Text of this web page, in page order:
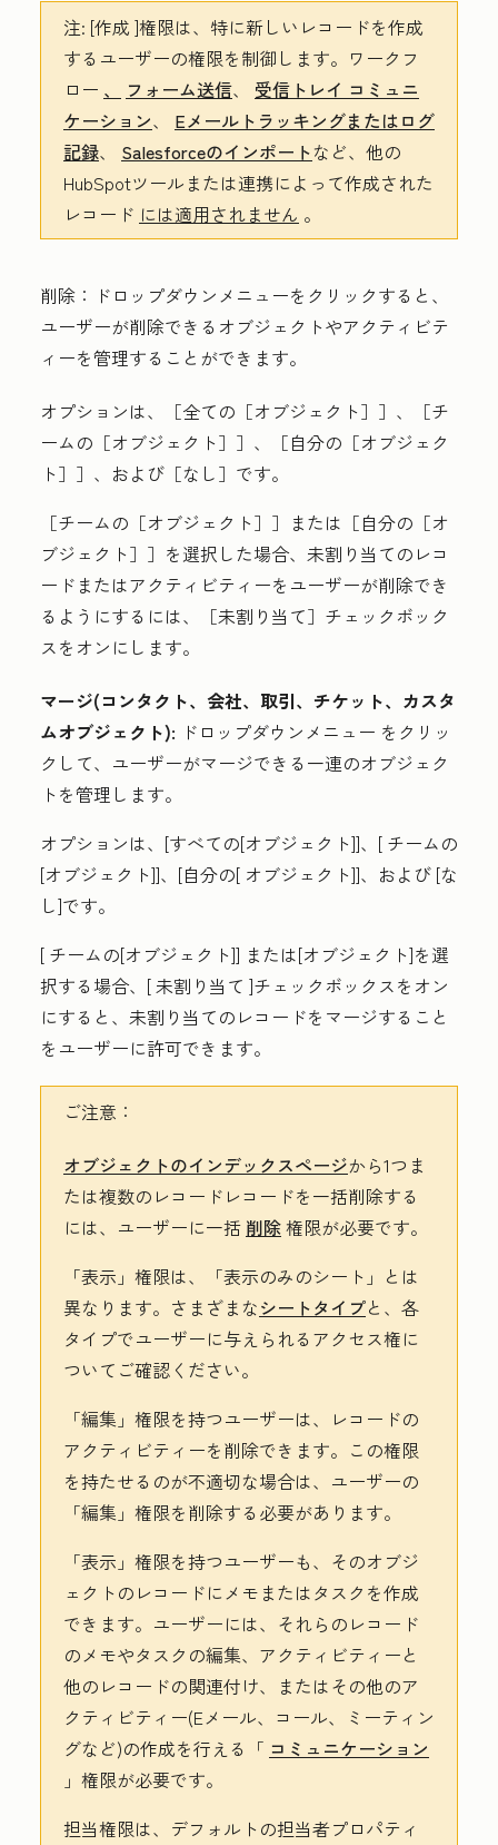
注: [作成 ]権限は、特に新しいレコードを作成
するユーザーの権限を制御します。ワークフ
ロー 、 フォーム送信、 受信トレイ コミュニ
ケーション、 Eメールトラッキングまたはログ
記録、 Salesforceのインポートなど、他の
HubSpotツールまたは連携によって作成された
レコード には適用されません 。
削除 ： ドロップダウンメニューをクリックすると、
ユーザーが削除できるオブジェクトやアクティビテ
ィーを管理することができます。
オプションは、［全ての［オブジェクト］］ 、［チ
ームの［オブジェクト］］ 、［自分の［オブジェク
ト］］ 、および［なし］ です。
［チームの［オブジェクト］］ または［自分の［オ
ブジェクト］］ を選択した場合、未割り当てのレコ
ードまたはアクティビティーをユーザーが削除でき
るようにするには、［未割り当て］ チェックボック
スをオンにします。
マージ(コンタクト、会社、取引、チケット、カスタ
ムオブジェクト): ドロップダウンメニュー をクリッ
クして、ユーザーがマージできる一連のオブジェク
トを管理します。
オプションは、[すべての[オブジェクト]]、[ チームの
[オブジェクト]]、[自分の[ オブジェクト]]、および [な
し]です。
[ チームの[オブジェクト]] または[オブジェクト]を選
択する場合、[未割り当て ]チェックボックスをオン
にすると、未割り当てのレコードをマージすること
をユーザーに許可できます。
ご注意：
オブジェクトのインデックスページから1つま
たは複数のレコードレコードを一括削除する
には、ユーザーに一括 削除権限が必要です。
「表示」権限は、
「表示のみのシート」とは
異なります。さまざまなシートタイプと、各
タイプでユーザーに与えられるアクセス権に
ついてご確認ください。
「編集」権限を持つユーザーは、レコードの
アクティビティーを削除できます。この権限
を持たせるのが不適切な場合は、 ユーザーの
「編集」権限を削除する必要があります。
「表示」権限を持つユーザーも、そのオブジ
ェクトのレコードにメモまたはタスクを作成
できます。ユーザーには、それらのレコード
のメモやタスクの編集、アクティビティーと
他のレコードの関連付け、またはその他のア
クティビティー(Eメール、コール、ミーティン
グなど)の作成を行える「 コミュニケーション
」権限が必要です。
担当権限は、デフォルトの担当者プロパティ